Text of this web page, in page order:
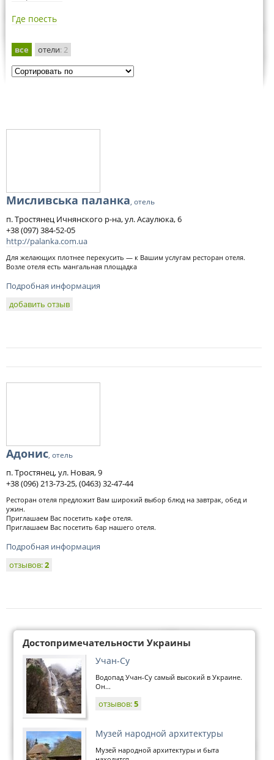
Где поесть
все отели: 2
Мисливська паланка, отель
п. Тростянец Ичнянского р-на, ул. Асаулюка, 6
+38 (097) 384-52-05
http://palanka.com.ua
Для желающих плотнее перекусить — к Вашим услугам ресторан отеля.
Возле отеля есть мангальная площадка
Подробная информация
добавить отзыв
Адонис, отель
п. Тростянец, ул. Новая, 9
+38 (096) 213-73-25, (0463) 32-47-44
Ресторан отеля предложит Вам широкий выбор блюд на завтрак, обед и
ужин.
Приглашаем Вас посетить кафе отеля.
Приглашаем Вас посетить бар нашего отеля.
Подробная информация
отзывов:2
Достопримечательности Украины
Учан-Су
Водопад Учан-Су самый высокий в Украине.
Он...
отзывов:5
Музей народной архитектуры
Музей народной архитектуры и быта